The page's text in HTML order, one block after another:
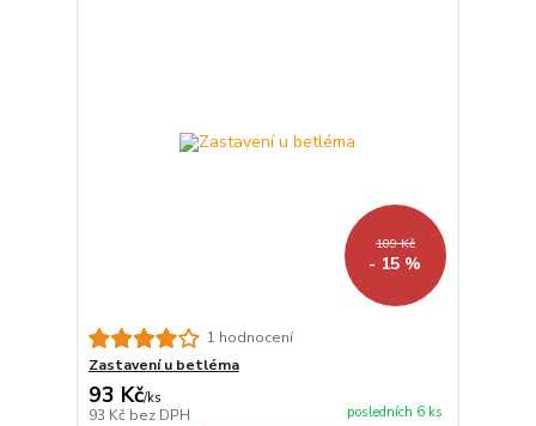
109 Kč
- 15 %
1 hodnocení
Zastavení u betléma
93 Kč/ks
93 Kč bez DPH posledních 6 ks